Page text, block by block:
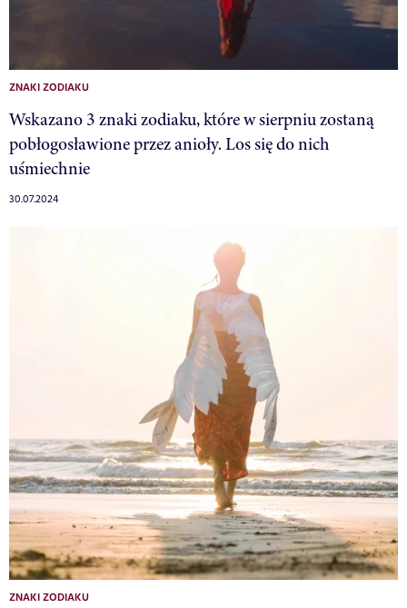
ZNAKI ZODIAKU
Wskazano 3 znaki zodiaku, które w sierpniu zostaną
pobłogosławione przez anioły. Los się do nich
uśmiechnie
30.07.2024
ZNAKI ZODIAKU